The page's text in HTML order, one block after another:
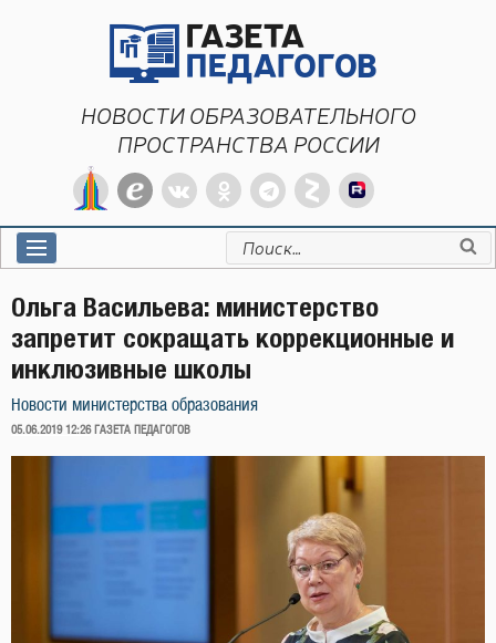
НОВОСТИ ОБРАЗОВАТЕЛЬНОГО
ПРОСТРАНСТВА РОССИИ
Искать:
Ольга Васильева: министерство
запретит сокращать коррекционные и
инклюзивные школы
Новости министерства образования
ОПУБЛИКОВАНО
05.06.2019 12:26 ГАЗЕТА ПЕДАГОГОВ